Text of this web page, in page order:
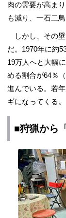
肉の需要が高ま
も減り、一石二鳥
しかし、その壁
だ。1970年に約
19万人へと大幅
める割合が64％
進んでいる。若
ギになってくる。
■狩猟から